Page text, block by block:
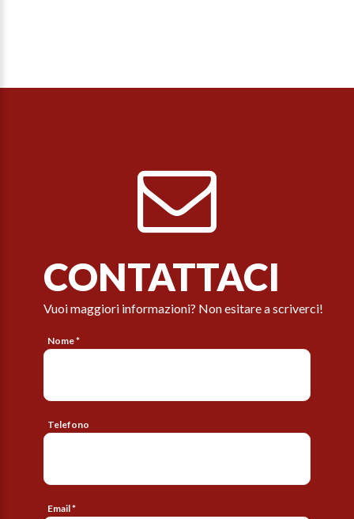
CONTATTACI
Vuoi maggiori informazioni? Non esitare a scriverci!
Nome *
Telefono
Email *